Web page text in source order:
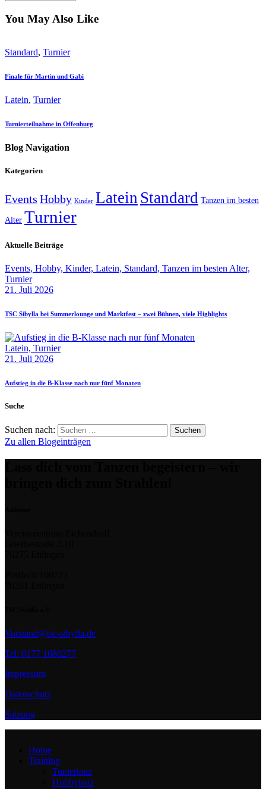
You May Also Like
Standard, Turnier
Finale für Martin und Gabi
Latein, Turnier
Turnierteilnahme in Offenburg
Blog Navigation
Kategorien
Events Hobby Kinder Latein Standard Tanzen im besten
Alter Turnier
Aktuelle Beiträge
Events, Hobby, Kinder, Latein, Standard, Tanzen im besten Alter,
Turnier
21. Juli 2026
TSC Sibylla bei Summerlounge und Marktfest – zwei Bühnen, viele Highlights
Latein, Turnier
21. Juli 2026
Aufstieg in die B‑Klasse nach nur fünf Monaten
Suche
Suchen nach:
Zu allen Blogeinträgen
Vorstand@tsc-sibylla.de
Tel: 0177 1680277
Impressum
Datenschutz
Satzung
Home
Training
Tuniertanz
Hobbytanz